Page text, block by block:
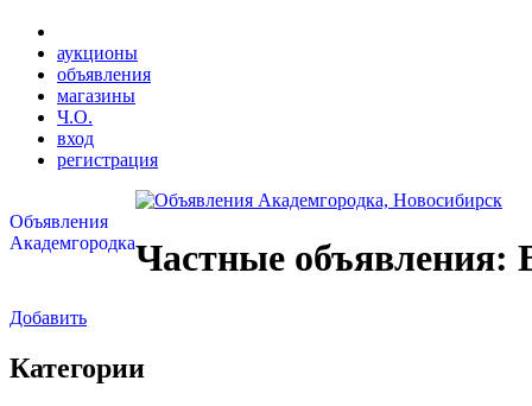
аукционы
объявления
магазины
Ч.О.
вход
регистрация
Объявления
АкадемгородкаЧастные объявления:
Добавить
Категории